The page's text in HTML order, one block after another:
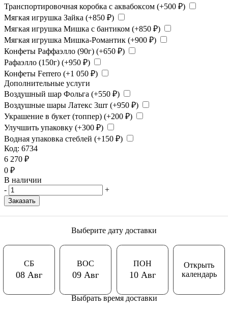
Транспортировочная коробка с аквабоксом (+500 ₽)
Мягкая игрушка Зайка (+850 ₽)
Мягкая игрушка Мишка с бантиком (+850 ₽)
Мягкая игрушка Мишка-Романтик (+900 ₽)
Конфеты Раффаэлло (90г) (+650 ₽)
Рафаэлло (150г) (+950 ₽)
Конфеты Ferrero (+1 050 ₽)
Дополнительные услуги
Воздушный шар Фольга (+550 ₽)
Воздушные шары Латекс 3шт (+950 ₽)
Украшение в букет (топпер) (+200 ₽)
Улучшить упаковку (+300 ₽)
Водная упаковка стеблей (+150 ₽)
Код: 6734
6 270 ₽
0 ₽
В наличии
-
+
Заказать
Выберите дату доставки
СБ
08 Авг
ВОС
09 Авг
ПОН
10 Авг
Открыть
календарь
Выбрать время доставки